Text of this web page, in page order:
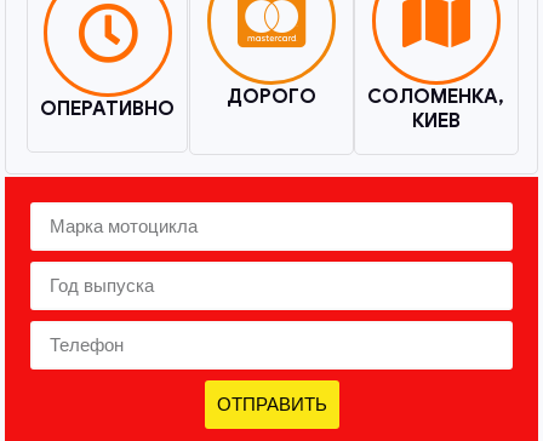
ОПЕРАТИВНО ДОРОГО
СОЛОМЕНКА,
КИЕВ
ОТПРАВИТЬ